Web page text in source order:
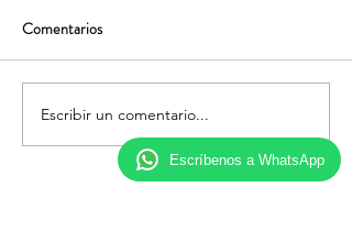
Comentarios
Escribir un comentario...
Escríbenos a WhatsApp